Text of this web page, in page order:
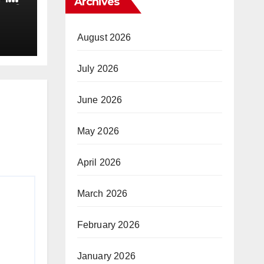
August 2026
July 2026
June 2026
May 2026
April 2026
March 2026
February 2026
January 2026